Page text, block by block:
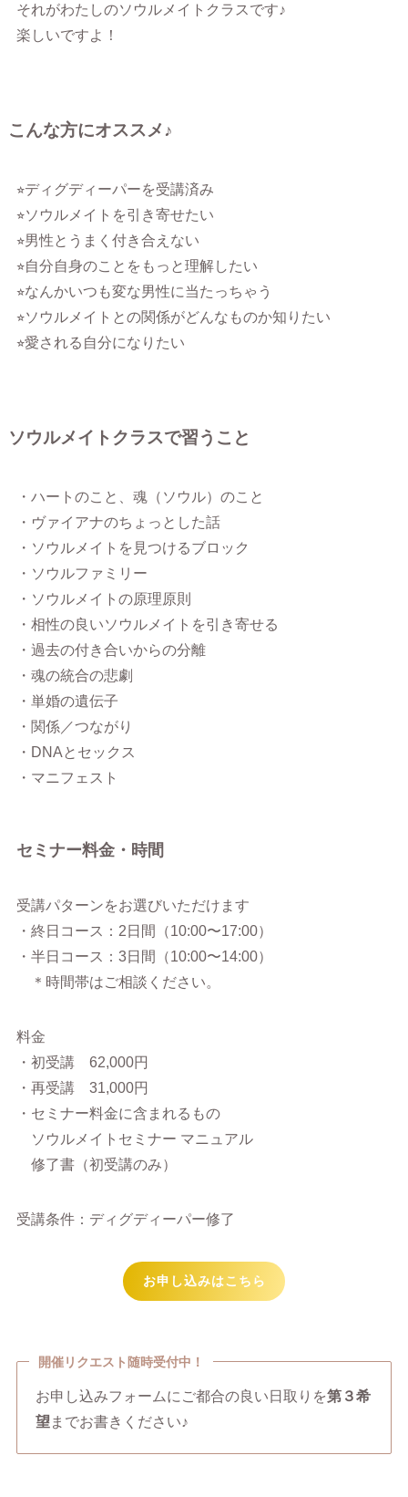
それがわたしのソウルメイトクラスです♪
楽しいですよ！
こんな方にオススメ♪
⭐︎ディグディーパーを受講済み
⭐︎ソウルメイトを引き寄せたい
⭐︎男性とうまく付き合えない
⭐︎自分自身のことをもっと理解したい
⭐︎なんかいつも変な男性に当たっちゃう
⭐︎ソウルメイトとの関係がどんなものか知りたい
⭐︎愛される自分になりたい
ソウルメイトクラスで習うこと
・ハートのこと、魂（ソウル）のこと
・ヴァイアナのちょっとした話
・ソウルメイトを見つけるブロック
・ソウルファミリー
・ソウルメイトの原理原則
・相性の良いソウルメイトを引き寄せる
・過去の付き合いからの分離
・魂の統合の悲劇
・単婚の遺伝子
・関係／つながり
・DNAとセックス
・マニフェスト
セミナー料金・時間
受講パターンをお選びいただけます
・終日コース：2日間（10:00〜17:00）
・半日コース：3日間（10:00〜14:00）
＊時間帯はご相談ください。
料金
・初受講 62,000円
・再受講 31,000円
・セミナー料金に含まれるもの
ソウルメイトセミナー マニュアル
修了書（初受講のみ）
受講条件：ディグディーパー修了
お申し込みはこちら
開催リクエスト随時受付中！
お申し込みフォームにご都合の良い日取りを第３希
望までお書きください♪